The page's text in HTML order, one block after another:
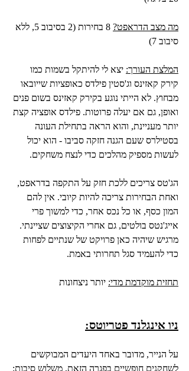
מה מצב הדראפט?
8 בחירות (2 בסיבוב 5, ללא
סיבוב 7)
המלצת העורך: יצא לי להיתקל בשמות כמו
קירק קאזינס וג'סטין פילדס כאופציות שייובאו
מבחוץ. לא הייתי נוגע בקירק קאזינס בשום פנים
ואופן, גם אם יעלה פרוטות. פילדס אופציה קצת
יותר מעניינת, והוא הראה בתחילת העונה
בסטילרס שעם הגנה חזקה סביבו - הוא יכול
לעשות מספיק מהלכים כדי לנצח משחקים.
הג'טס צריכים ללכת חזק על התקפה בדראפט,
ואחת הבחירות צריכה להיות קיובי. אין להם
המון כסף, או כל נכס אחר, כדי למשוך פרי
אייג'נטס בולטים, גם אחרי הקיצוצים שציינתי.
מרגיש שיהיה כאן פרויקט של שנתיים לפחות
כדי להעמיד סגל תחרותי באמת.
תחזית מוקדמת מדי: יותר ניצחונות
ניו אינגלנד פטריוטס:
על הנייר, מדובר באחד היעדים המבוקשים
לשחקנים חופשיים בפגרה הזאת, משלוש סיבות: